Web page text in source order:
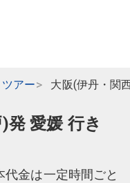
アー 大阪(伊丹・関
発 愛媛 行き
金は一定時間ごと